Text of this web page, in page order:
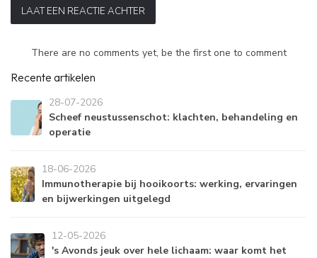
LAAT EEN REACTIE ACHTER
There are no comments yet, be the first one to comment
Recente artikelen
28-07-2026
Scheef neustussenschot: klachten, behandeling en
operatie
18-06-2026
Immunotherapie bij hooikoorts: werking, ervaringen
en bijwerkingen uitgelegd
12-05-2026
's Avonds jeuk over hele lichaam: waar komt het